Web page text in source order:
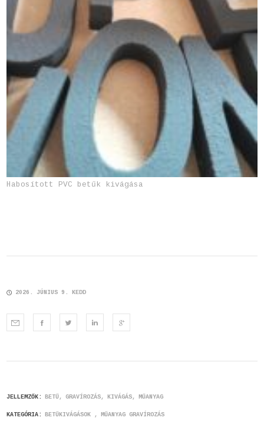
Habosított PVC betűk kivágása
2026. JÚNIUS 9. KEDD
JELLEMZŐK: BETŰ GRAVÍROZÁS KIVÁGÁS MŰANYAG
KATEGÓRIA: BETŰKIVÁGÁSOK MŰANYAG GRAVÍROZÁS